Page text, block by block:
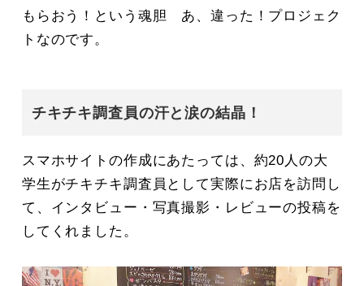
もらおう！という魂胆 あ、違った！プロジェク
トなのです。
チキチキ調査員の汗と涙の結晶！
スマホサイトの作成にあたっては、約20人の大
学生がチキチキ調査員として実際にお店を訪問し
て、インタビュー・写真撮影・レビューの投稿を
してくれました。